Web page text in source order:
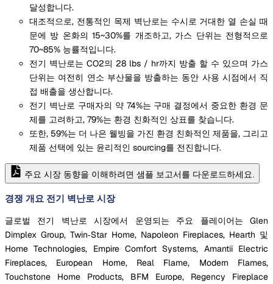
달성합니다.
대조적으로, 전통적인 목제 벽난로는 수시로 거대한 열 손실 때
문에 방 온화의 15~30%를 개조하고, 가스 단위는 전형적으로
70~85% 능률적입니다.
전기 벽난로는 CO2의 28 lbs / hr까지 방출 할 수 있으며 가스
단위는 여전히 연소 부산물을 방출하는 동안 사용 시점에서 직
접 배출을 생산합니다.
전기 벽난로 구매자의 약 74%는 구매 결정에서 중요한 환경 문
제를 고려하고, 79%는 환경 친화적인 상표를 찾습니다.
또한, 59%는 더 나은 웰빙을 가진 환경 친화적인 제품을, 그리고
제품 선택에 있는 윤리적인 sourcing를 전진합니다.
주요 시장 동향을 이해하려면 샘플 보고서를 다운로드하세요.
경쟁 개요 전기 벽난로 시장
글로벌 전기 벽난로 시장에서 운영되는 주요 플레이어는 Glen
Dimplex Group, Twin‐Star Home, Napoleon Fireplaces, Hearth 및
Home Technologies, Empire Comfort Systems, Amantii Electric
Fireplaces, European Home, Real Flame, Modern Flames,
Touchstone Home Products, BFM Europe, Regency Fireplace